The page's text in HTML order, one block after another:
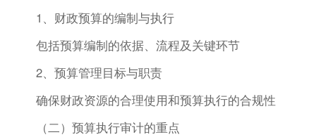
1、财政预算的编制与执行
包括预算编制的依据、流程及关键环节
2、预算管理目标与职责
确保财政资源的合理使用和预算执行的合规性
（二）预算执行审计的重点